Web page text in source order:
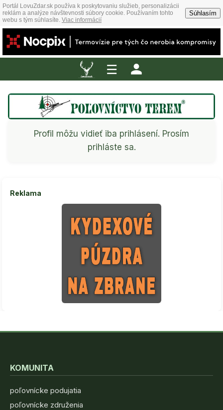
Portál LovuZdar.sk používa k poskytovaniu služieb, personalizácii
reklám a analýze návštevnosti súbory cookie. Používaním tohto
webu s tým súhlasíte. Viac informácií
Súhlasím
☰
Profil môžu vidieť iba prihlásení. Prosím
prihláste sa.
Reklama
KOMUNITA
poľovnícke podujatia
poľovnícke združenia